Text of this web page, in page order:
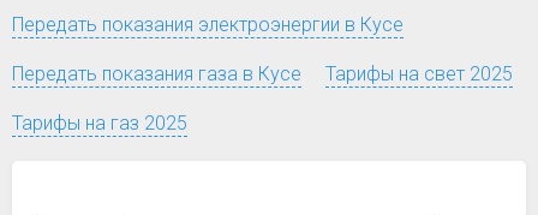
Передать показания электроэнергии в Кусе
Передать показания газа в Кусе Тарифы на свет 2025
Тарифы на газ 2025